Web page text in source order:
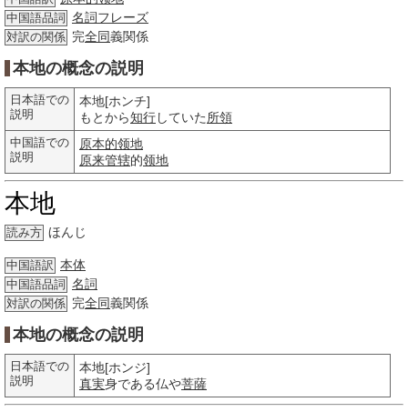
中国語品詞 名詞フレーズ
対訳の関係 完全同義関係
本地の概念の説明
日本語での
説明
本地[ホンチ]
もとから知行していた所領
中国語での
説明
原本的领地
原来管辖的领地
本地
読み方 ほんじ
中国語訳 本体
中国語品詞 名詞
対訳の関係 完全同義関係
本地の概念の説明
日本語での
説明
本地[ホンジ]
真実身である仏や菩薩